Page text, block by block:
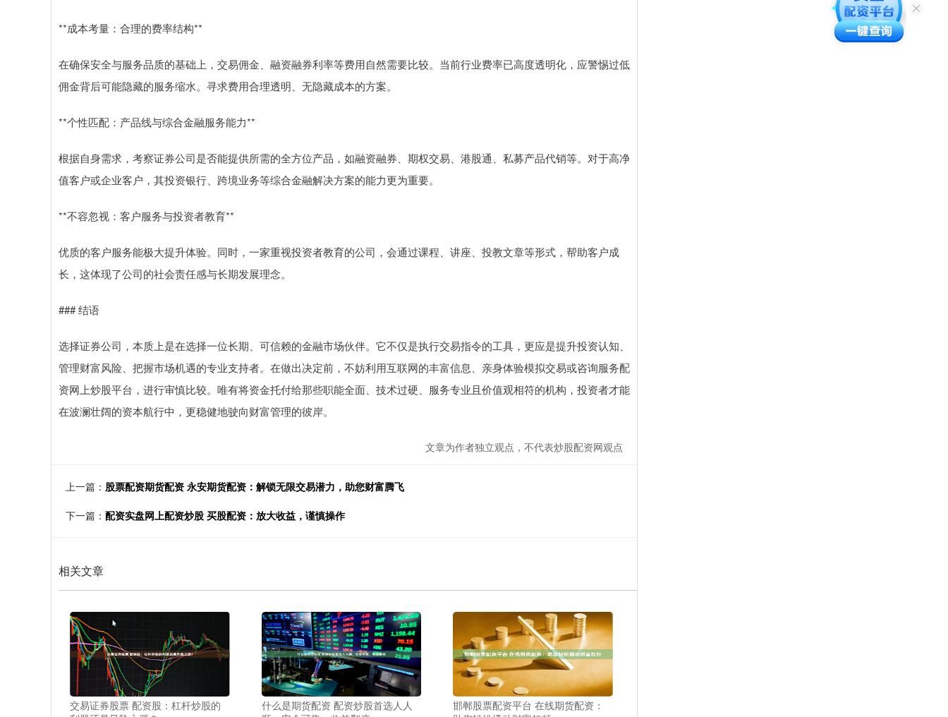
**成本考量：合理的费率结构**
在确保安全与服务品质的基础上，交易佣金、融资融券利率等费用自然需要比较。当前行业费率已高度透明化，应警惕过低
佣金背后可能隐藏的服务缩水。寻求费用合理透明、无隐藏成本的方案。
**个性匹配：产品线与综合金融服务能力**
根据自身需求，考察证券公司是否能提供所需的全方位产品，如融资融券、期权交易、港股通、私募产品代销等。对于高净
值客户或企业客户，其投资银行、跨境业务等综合金融解决方案的能力更为重要。
**不容忽视：客户服务与投资者教育**
优质的客户服务能极大提升体验。同时，一家重视投资者教育的公司，会通过课程、讲座、投教文章等形式，帮助客户成
长，这体现了公司的社会责任感与长期发展理念。
### 结语
选择证券公司，本质上是在选择一位长期、可信赖的金融市场伙伴。它不仅是执行交易指令的工具，更应是提升投资认知、
管理财富风险、把握市场机遇的专业支持者。在做出决定前，不妨利用互联网的丰富信息、亲身体验模拟交易或咨询服务配
资网上炒股平台，进行审慎比较。唯有将资金托付给那些职能全面、技术过硬、服务专业且价值观相符的机构，投资者才能
在波澜壮阔的资本航行中，更稳健地驶向财富管理的彼岸。
文章为作者独立观点，不代表炒股配资网观点
上一篇： 股票配资期货配资 永安期货配资：解锁无限交易潜力，助您财富腾飞
下一篇： 配资实盘网上配资炒股 买股配资：放大收益，谨慎操作
相关文章
交易证券股票 配资股：杠杆炒股的
什么是期货配资 配资炒股首选人人
邯郸股票配资平台 在线期货配资：